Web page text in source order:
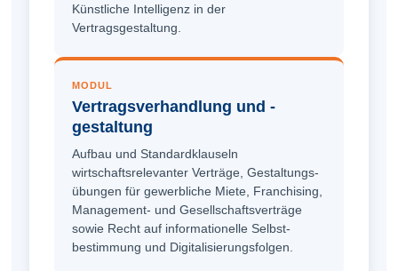
Künstliche Intelligenz in der
Vertragsgestaltung.
MODUL
Vertrags­verhandlung und -
gestaltung
Aufbau und Standardklauseln
wirtschaftsrelevanter Verträge, Gestaltungs­
übungen für gewerbliche Miete, Franchising,
Management- und Gesellschafts­verträge
sowie Recht auf informationelle Selbst­
bestimmung und Digitalisierungsfolgen.